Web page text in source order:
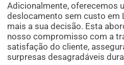
Adicionalmente, oferecemos
deslocamento sem custo em
mais a sua decisão. Esta
nosso compromisso com a
satisfação do cliente,
surpresas desagradáveis